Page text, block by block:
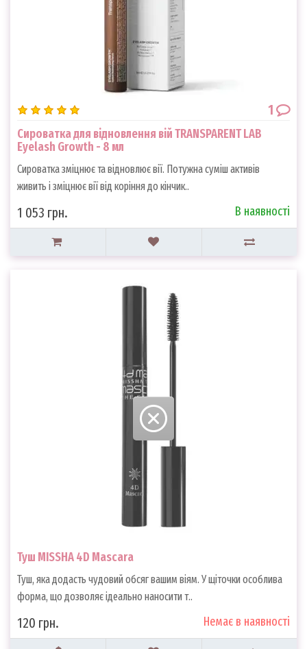
1
Сироватка для відновлення вій TRANSPARENT LAB
Eyelash Growth - 8 мл
Сироватка зміцнює та відновлює вії. Потужна суміш активів
живить і зміцнює вії від коріння до кінчик..
1 053 грн. В наявності
Туш MISSHA 4D Mascara
Туш, яка додасть чудовий обсяг вашим віям. У щіточки особлива
форма, що дозволяє ідеально наносити т..
120 грн. Немає в наявності